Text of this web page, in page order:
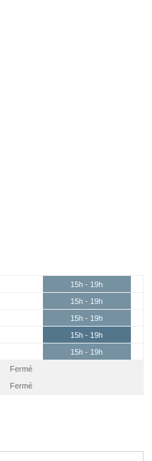
15h - 19h
15h - 19h
15h - 19h
15h - 19h
15h - 19h
Fermé
Fermé